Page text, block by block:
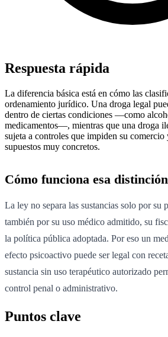
Respuesta rápida
La diferencia básica está en cómo las
ordenamiento jurídico. Una droga legal
dentro de ciertas condiciones —como
medicamentos—, mientras que una droga
sujeta a controles que impiden su
supuestos muy concretos.
Cómo funciona esa distinción
La ley no separa las sustancias solo por su
también por su uso médico admitido, su
la política pública adoptada. Por eso un
efecto psicoactivo puede ser legal con
sustancia sin uso terapéutico autorizado
control penal o administrativo.
Puntos clave